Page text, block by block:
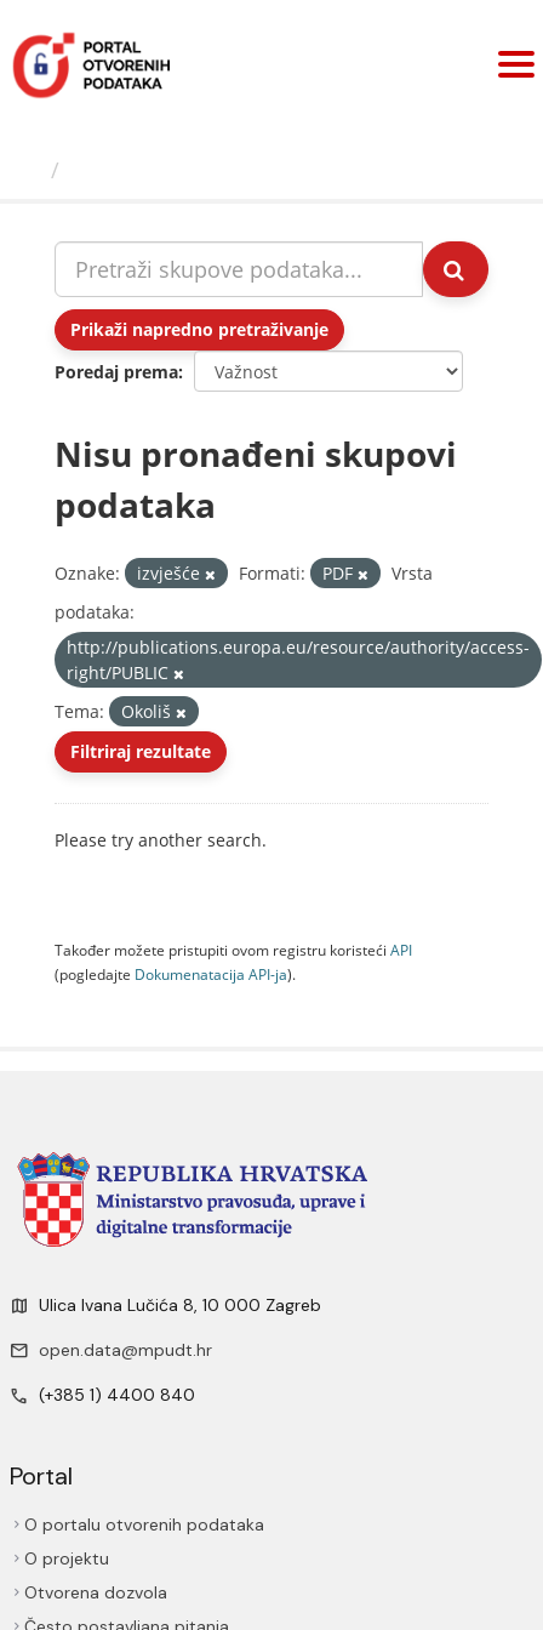
sadržaj
Prikaži napredno pretraživanje
Poredaj prema
Nisu pronađeni skupovi
podataka
Oznake: izvješće Formati: PDF
Vrsta
podataka:
http://publications.europa.eu/resource/authority/access-
right/PUBLIC
Tema:
Okoliš
Filtriraj rezultate
Please try another search.
Također možete pristupiti ovom registru koristeći API
(pogledajte Dokumenаtаcijа API-jа).